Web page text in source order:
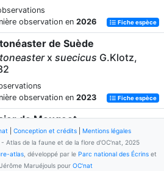
observation en 2026 Fiche espèce
de Suède
x suecicus G.Klotz,
observation en 2023 Fiche espèce
de Mougeot
mougeotii(Soy.-Will. &
Sennikov & Kurtto, 2017
| Conception et crédits| Mentions légales
Atlas de la faune et de la flore d'OC'nat, 2025
atlas , développé par le Parc national des Écrins et
Jérôme Maruéjouls pour OC'nat